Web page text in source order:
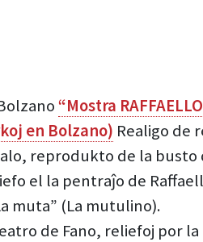
“Mostra
en Bolzano) Realigo de
reprodukto de la busto
el la pentraĵo de
muta” (La mutulino).
de Fano, reliefoj por